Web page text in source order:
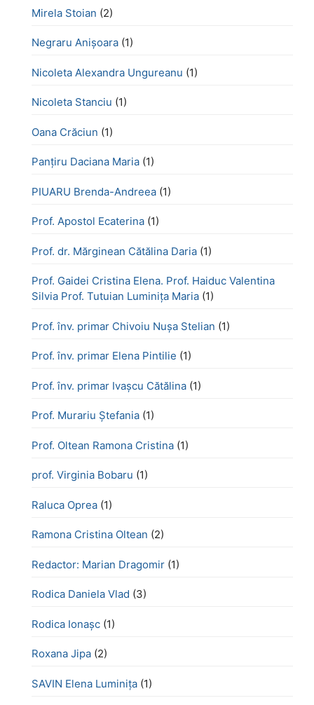
Mirela Stoian (2)
Negraru Anișoara (1)
Nicoleta Alexandra Ungureanu (1)
Nicoleta Stanciu (1)
Oana Crăciun (1)
Panțiru Daciana Maria (1)
PIUARU Brenda-Andreea (1)
Prof. Apostol Ecaterina (1)
Prof. dr. Mărginean Cătălina Daria (1)
Prof. Gaidei Cristina Elena. Prof. Haiduc Valentina
Silvia Prof. Tutuian Luminița Maria (1)
Prof. înv. primar Chivoiu Nușa Stelian (1)
Prof. înv. primar Elena Pintilie (1)
Prof. înv. primar Ivașcu Cătălina (1)
Prof. Murariu Ștefania (1)
Prof. Oltean Ramona Cristina (1)
prof. Virginia Bobaru (1)
Raluca Oprea (1)
Ramona Cristina Oltean (2)
Redactor: Marian Dragomir (1)
Rodica Daniela Vlad (3)
Rodica Ionașc (1)
Roxana Jipa (2)
SAVIN Elena Luminița (1)